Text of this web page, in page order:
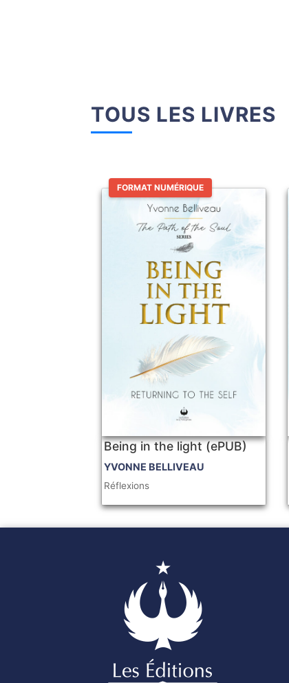
TOUS LES LIVRES
FORMAT NUMÉRIQUE
Being in the light (ePUB)
YVONNE BELLIVEAU
Réflexions